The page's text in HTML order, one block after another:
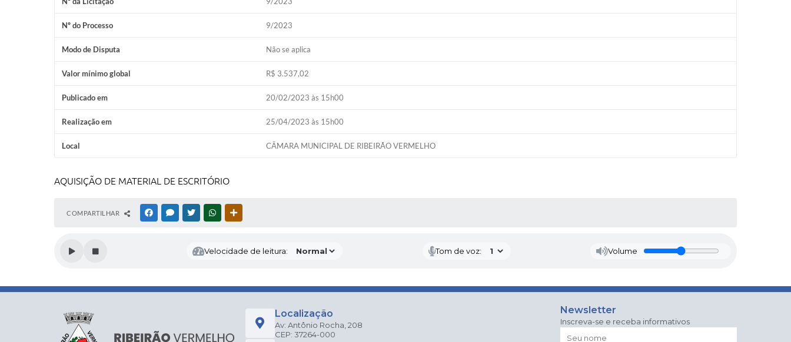
Nº do Processo 9/2023
Modo de Disputa Não se aplica
Valor mínimo global R$ 3.537,02
Publicado em 20/02/2023 às 15h00
Realização em 25/04/2023 às 15h00
Local CÂMARA MUNICIPAL DE RIBEIRÃO VERMELHO
AQUISIÇÃO DE MATERIAL DE ESCRITÓRIO
COMPARTILHAR FACEBOOKMESSENGER
TWITTERWHATSAPP
Velocidade de leitura: Tom de voz: Volume
Localização
Av: Antônio Rocha, 208
CEP: 37264-000
Newsletter
Inscreva-se e receba informativos